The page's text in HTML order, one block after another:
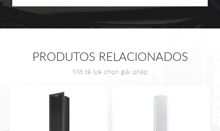
PRODUTOS RELACIONADOS
Mô tả lựa chọn giải pháp